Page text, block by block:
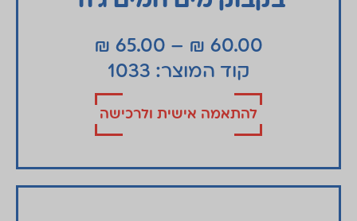
60.00
₪
–
65.00
₪
קוד המוצר: 1033
להתאמה אישית ולרכישה